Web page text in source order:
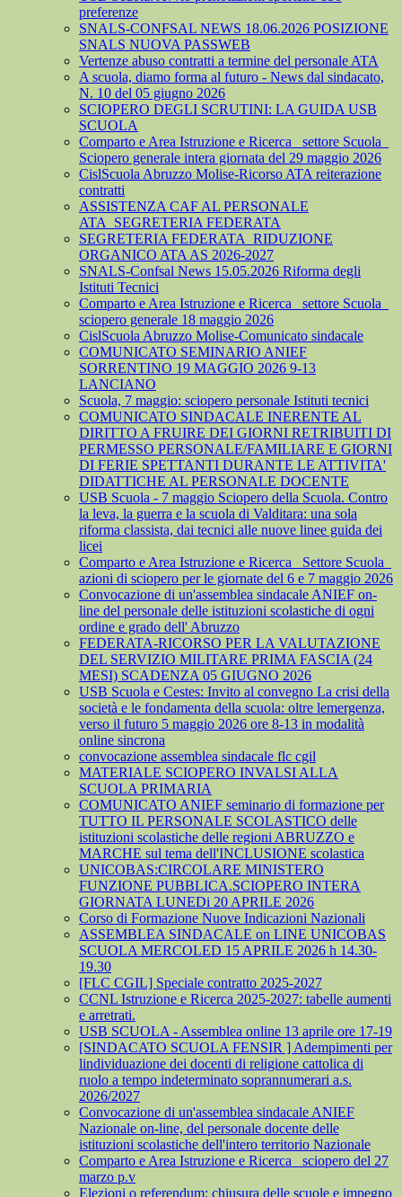
preferenze
SNALS-CONFSAL NEWS 18.06.2026 POSIZIONE
SNALS NUOVA PASSWEB
Vertenze abuso contratti a termine del personale ATA
A scuola, diamo forma al futuro - News dal sindacato,
N. 10 del 05 giugno 2026
SCIOPERO DEGLI SCRUTINI: LA GUIDA USB
SCUOLA
Comparto e Area Istruzione e Ricerca_ settore Scuola_
Sciopero generale intera giornata del 29 maggio 2026
CislScuola Abruzzo Molise-Ricorso ATA reiterazione
contratti
ASSISTENZA CAF AL PERSONALE
ATA_SEGRETERIA FEDERATA
SEGRETERIA FEDERATA_RIDUZIONE
ORGANICO ATA AS 2026-2027
SNALS-Confsal News 15.05.2026 Riforma degli
Istituti Tecnici
Comparto e Area Istruzione e Ricerca_ settore Scuola_
sciopero generale 18 maggio 2026
CislScuola Abruzzo Molise-Comunicato sindacale
COMUNICATO SEMINARIO ANIEF
SORRENTINO 19 MAGGIO 2026 9-13
LANCIANO
Scuola, 7 maggio: sciopero personale Istituti tecnici
COMUNICATO SINDACALE INERENTE AL
DIRITTO A FRUIRE DEI GIORNI RETRIBUITI DI
PERMESSO PERSONALE/FAMILIARE E GIORNI
DI FERIE SPETTANTI DURANTE LE ATTIVITA'
DIDATTICHE AL PERSONALE DOCENTE
USB Scuola - 7 maggio Sciopero della Scuola. Contro
la leva, la guerra e la scuola di Valditara: una sola
riforma classista, dai tecnici alle nuove linee guida dei
licei
Comparto e Area Istruzione e Ricerca_ Settore Scuola_
azioni di sciopero per le giornate del 6 e 7 maggio 2026
Convocazione di un'assemblea sindacale ANIEF on-
line del personale delle istituzioni scolastiche di ogni
ordine e grado dell' Abruzzo
FEDERATA-RICORSO PER LA VALUTAZIONE
DEL SERVIZIO MILITARE PRIMA FASCIA (24
MESI) SCADENZA 05 GIUGNO 2026
USB Scuola e Cestes: Invito al convegno La crisi della
società e le fondamenta della scuola: oltre lemergenza,
verso il futuro 5 maggio 2026 ore 8-13 in modalità
online sincrona
convocazione assemblea sindacale flc cgil
MATERIALE SCIOPERO INVALSI ALLA
SCUOLA PRIMARIA
COMUNICATO ANIEF seminario di formazione per
TUTTO IL PERSONALE SCOLASTICO delle
istituzioni scolastiche delle regioni ABRUZZO e
MARCHE sul tema dell'INCLUSIONE scolastica
UNICOBAS:CIRCOLARE MINISTERO
FUNZIONE PUBBLICA.SCIOPERO INTERA
GIORNATA LUNEDi 20 APRILE 2026
Corso di Formazione Nuove Indicazioni Nazionali
ASSEMBLEA SINDACALE on LINE UNICOBAS
SCUOLA MERCOLED 15 APRILE 2026 h 14.30-
19.30
[FLC CGIL] Speciale contratto 2025-2027
CCNL Istruzione e Ricerca 2025-2027: tabelle aumenti
e arretrati.
USB SCUOLA - Assemblea online 13 aprile ore 17-19
[SINDACATO SCUOLA FENSIR ] Adempimenti per
lindividuazione dei docenti di religione cattolica di
ruolo a tempo indeterminato soprannumerari a.s.
2026/2027
Convocazione di un'assemblea sindacale ANIEF
Nazionale on-line, del personale docente delle
istituzioni scolastiche dell'intero territorio Nazionale
Comparto e Area Istruzione e Ricerca_ sciopero del 27
marzo p.v
Elezioni o referendum: chiusura delle scuole e impegno